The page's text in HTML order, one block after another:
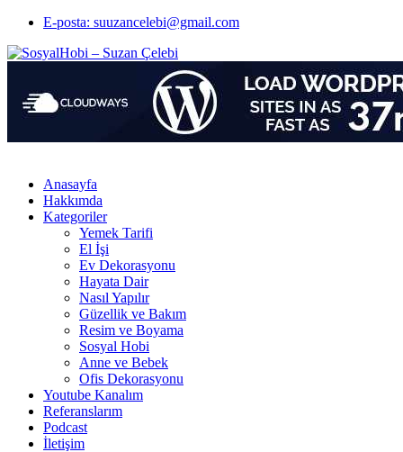
E-posta: suuzancelebi@gmail.com
Anasayfa
Hakkımda
Kategoriler
Yemek Tarifi
El İşi
Ev Dekorasyonu
Hayata Dair
Nasıl Yapılır
Güzellik ve Bakım
Resim ve Boyama
Sosyal Hobi
Anne ve Bebek
Ofis Dekorasyonu
Youtube Kanalım
Referanslarım
Podcast
İletişim